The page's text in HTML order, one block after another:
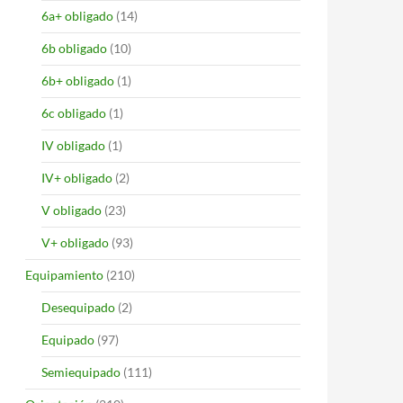
6a+ obligado (14)
6b obligado (10)
6b+ obligado (1)
6c obligado (1)
IV obligado (1)
IV+ obligado (2)
V obligado (23)
V+ obligado (93)
Equipamiento (210)
Desequipado (2)
Equipado (97)
Semiequipado (111)